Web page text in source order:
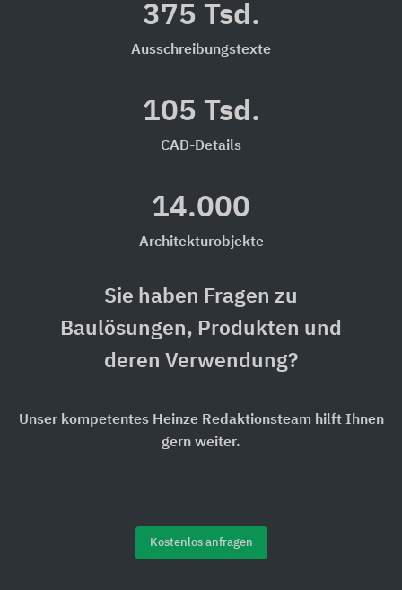
375 Tsd.
Ausschreibungstexte
105 Tsd.
CAD-Details
14.000
Architekturobjekte
Sie haben Fragen zu
Baulösungen, Produkten und
deren Verwendung?
Unser kompetentes Heinze Redaktionsteam hilft Ihnen
gern weiter.
Kostenlos anfragen